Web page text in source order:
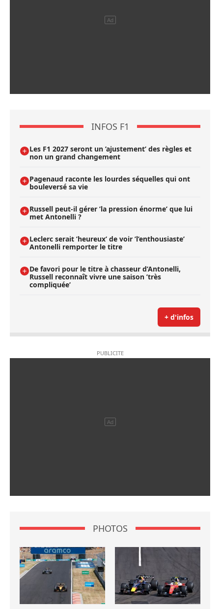
INFOS F1
Les F1 2027 seront un ’ajustement’ des règles et
non un grand changement
Pagenaud raconte les lourdes séquelles qui ont
bouleversé sa vie
Russell peut-il gérer ’la pression énorme’ que lui
met Antonelli ?
Leclerc serait ’heureux’ de voir ’l’enthousiaste’
Antonelli remporter le titre
De favori pour le titre à chasseur d’Antonelli,
Russell reconnaît vivre une saison ’très
compliquée’
+ d'infos
PHOTOS